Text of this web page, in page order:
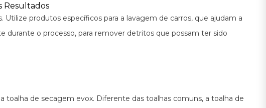
Resultados
produtos específicos para a lavagem de carros, que ajudam a
durante o processo, para remover detritos que possam ter sido
de secagem evox. Diferente das toalhas comuns, a toalha de